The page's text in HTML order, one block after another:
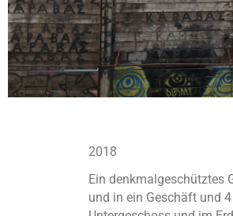
2018
Ein denkmalgeschütztes
und in ein Geschäft und